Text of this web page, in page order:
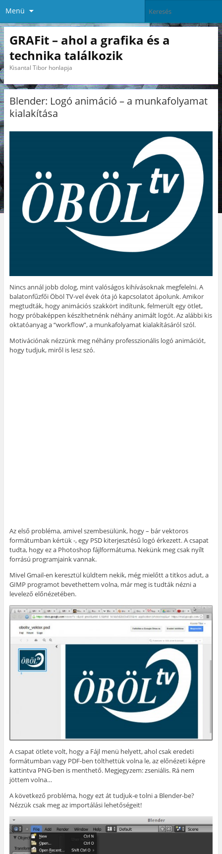
Menü
GRAFit – ahol a grafika és a
technika találkozik
Kisantal Tibor honlapja
Blender: Logó animáció – a munkafolyamat
kialakítása
Nincs annál jobb dolog, mint valóságos kihívásoknak megfelelni. A
balatonfűzfői Öböl TV-vel évek óta jó kapcsolatot ápolunk. Amikor
megtudták, hogy animációs szakkört indítunk, felmerült egy ötlet,
hogy próbaképpen készíthetnénk néhány animált logót. Az alábbi kis
oktatóanyag a “workflow”, a munkafolyamat kialakításáról szól.
Motivációnak nézzünk meg néhány professzionális logó animációt,
hogy tudjuk, miről is lesz szó.
Az első probléma, amivel szembesülünk, hogy – bár vektoros
formátumban kértük -, egy PSD kiterjesztésű logó érkezett. A csapat
tudta, hogy ez a Photoshop fájlformátuma. Nekünk meg csak nyílt
forrású programjaink vannak.
Mivel Gmail-en keresztül küldtem nekik, még mielőtt a titkos adut, a
GIMP programot bevethettem volna, már meg is tudták nézni a
levelező előnézetében.
A csapat ötlete volt, hogy a Fájl menü helyett, ahol csak eredeti
formátumban vagy PDF-ben tölthettük volna le, az előnézeti képre
kattintva PNG-ben is menthető. Megjegyzem: zseniális. Rá nem
jöttem volna…
A következő probléma, hogy ezt át tudjuk-e tolni a Blender-be?
Nézzük csak meg az importálási lehetőségeit!